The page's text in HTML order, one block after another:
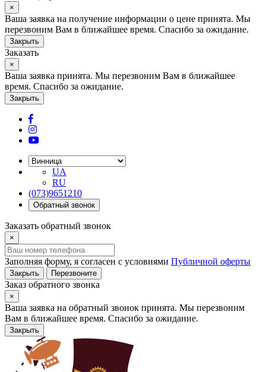
×
Ваша заявка на получение информации о цене принята. Мы
перезвоним Вам в ближайшее время. Спасибо за ожидание.
Закрыть
Заказать
×
Ваша заявка принята. Мы перезвоним Вам в ближайшее
время. Спасибо за ожидание.
Закрыть
UA
RU
(073)9651210
Обратный звонок
Заказать обратный звонок
×
Заполняя форму, я согласен с условиями Публичной оферты
Закрыть Перезвоните
Заказ обратного звонка
×
Ваша заявка на обратный звонок принята. Мы перезвоним
Вам в ближайшее время. Спасибо за ожидание.
Закрыть